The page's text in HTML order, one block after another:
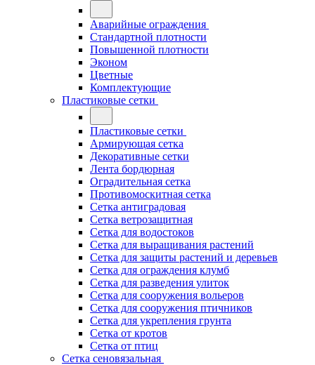
Аварийные ограждения
Стандартной плотности
Повышенной плотности
Эконом
Цветные
Комплектующие
Пластиковые сетки
Пластиковые сетки
Армирующая сетка
Декоративные сетки
Лента бордюрная
Оградительная сетка
Противомоскитная сетка
Сетка антиградовая
Сетка ветрозащитная
Сетка для водостоков
Сетка для выращивания растений
Сетка для защиты растений и деревьев
Сетка для ограждения клумб
Сетка для разведения улиток
Сетка для сооружения вольеров
Сетка для сооружения птичников
Сетка для укрепления грунта
Сетка от кротов
Сетка от птиц
Сетка сеновязальная